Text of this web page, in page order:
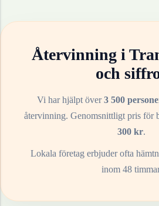
Återvinning i
och
Vi har hjälpt över3 500
återvinning. Genomsnittligt pris för
300 kr.
Lokala företag erbjuder ofta
inom 48